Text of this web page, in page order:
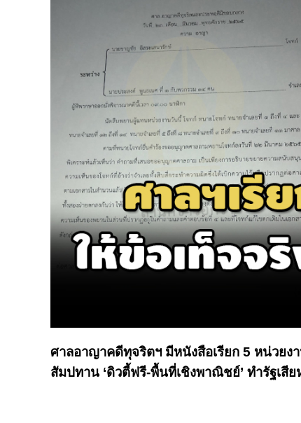
ศาลอาญาคดีทุจริตฯ มีหนังสือเรียก 5 หน่วยง
สัมปทาน ‘ดิวตี้ฟรี-พื้นที่เชิงพาณิชย์’ ทำรัฐเสี